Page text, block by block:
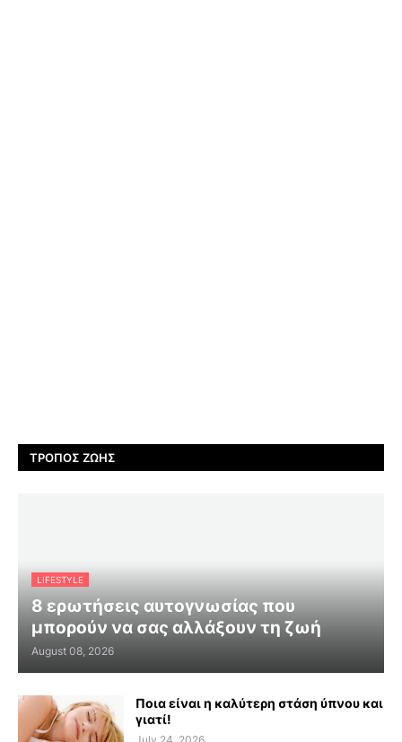
ΤΡΌΠΟΣ ΖΩΉΣ
LIFESTYLE
8 ερωτήσεις αυτογνωσίας που
μπορούν να σας αλλάξουν τη ζωή
August 08, 2026
Ποια είναι η καλύτερη στάση ύπνου και
γιατί!